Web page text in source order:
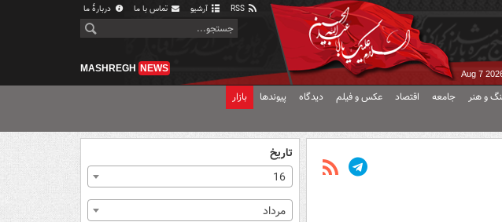
آرشیو تماس با ما دربارهٔ ما
Aug 7
MASHREGH NEWS
و هنر جامعه اقتصاد عکس و فیلم دیدگاه پیوندها بازار
تاریخ
16
مرداد